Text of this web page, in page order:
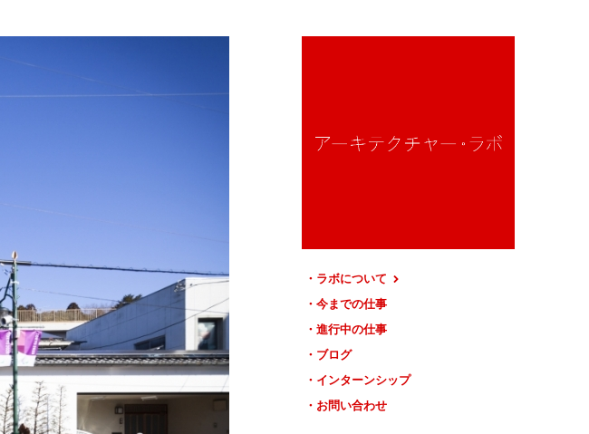
ラボについて
今までの仕事
進行中の仕事
ブログ
インターンシップ
お問い合わせ